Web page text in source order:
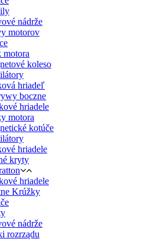
nádrže
motorov
motora
koleso
hriadeľ
boczne
hriadele
motora
kotúče
hriadele
kryty
hriadele
Krúžky
nádrže
rozrządu